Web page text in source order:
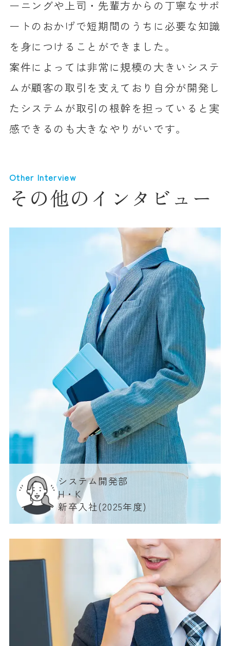
ーニングや上司・先輩方からの丁寧なサポ
ートのおかげで短期間のうちに必要な知識
を身につけることができました。
案件によっては非常に規模の大きいシステ
ムが顧客の取引を支えており自分が開発し
たシステムが取引の根幹を担っていると実
感できるのも大きなやりがいです。
Other Interview
その他のインタビュー
システム開発部
H・K
新卒入社(2025年度)